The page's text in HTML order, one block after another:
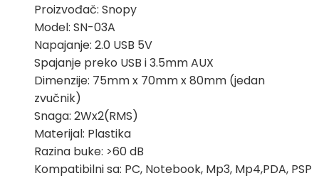
Proizvođač: Snopy
Model: SN-03A
Napajanje: 2.0 USB 5V
Spajanje preko USB i 3.5mm AUX
Dimenzije: 75mm x 70mm x 80mm (jedan
zvučnik)
Snaga: 2Wx2(RMS)
Materijal: Plastika
Razina buke: >60 dB
Kompatibilni sa: PC, Notebook, Mp3, Mp4,PDA, PSP